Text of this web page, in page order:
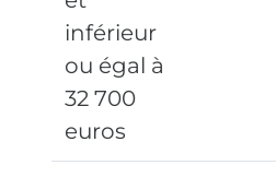
inférieur
ou égal à
32 700
euros